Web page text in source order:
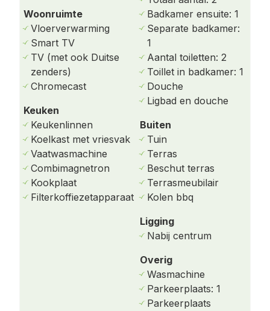
Aan de achterzijde van dit appartement bevindt
zich een serre met zithoek, flatscreen-tv en
openslaande deuren naar het terras en de tuin.
Wanneer u met 6 personen of minder verblijft,
fungeert deze ruimte als extra leefruimte. Echter,
de serre beschikt ook over twee
boxspringbedden, waardoor deze uitstekend
geschikt is als (grote) slaapkamer voor de 7e of
8e persoon.
Slaapkamers & badkamers
De overige drie slaapkamers zijn eveneens
voorzien van twee comfortabele
boxspringbedden. Eén van de slaapkamers
beschikt daarnaast over een eigen douche,
De algemene badkamer is ruim opgezet en
voorzien van een douche, stijlvolle dubbele
wastafel en een royaal ligbad.
Woonruimte
Vloerverwarming
Smart TV
TV (met ook Duitse
zenders)
Chromecast
Keuken
Keukenlinnen
Koelkast met vriesvak
Vaatwasmachine
Combimagnetron
Kookplaat
Filterkoffiezetapparaat
Badkamer ensuite: 1
Separate badkamer:
1
Aantal toiletten: 2
Toillet in badkamer: 1
Douche
Ligbad en douche
Buiten
Tuin
Terras
Beschut terras
Terrasmeubilair
Kolen bbq
Ligging
Nabij centrum
Overig
Wasmachine
Parkeerplaats: 1
Parkeerplaats